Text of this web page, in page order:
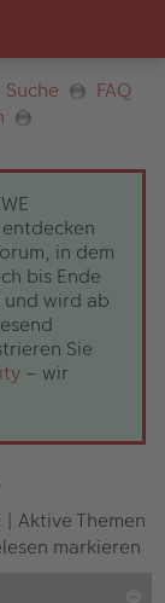
Suche
FAQ
in dem
bis Ende
wird ab
Sie
– wir
| Aktive Themen
markieren